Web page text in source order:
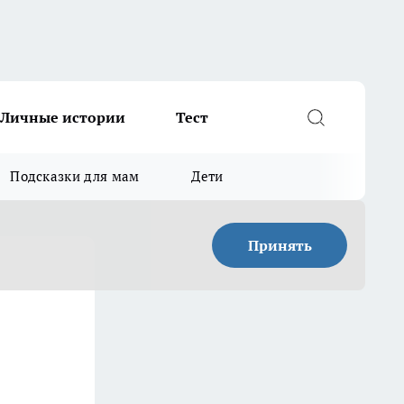
Личные истории Тест
Подсказки для мам Дети
Принять